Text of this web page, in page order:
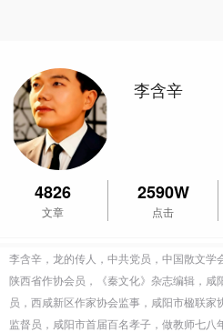
李含辛
4826
文章
2590W
点击
李含辛，龙的传人，中共党员，中国散文学
陕西省作协会员，《秦文化》杂志编辑，咸
员，西咸新区作家协会监事，咸阳市楹联
监督员，咸阳市首届百名孝子，做教师七